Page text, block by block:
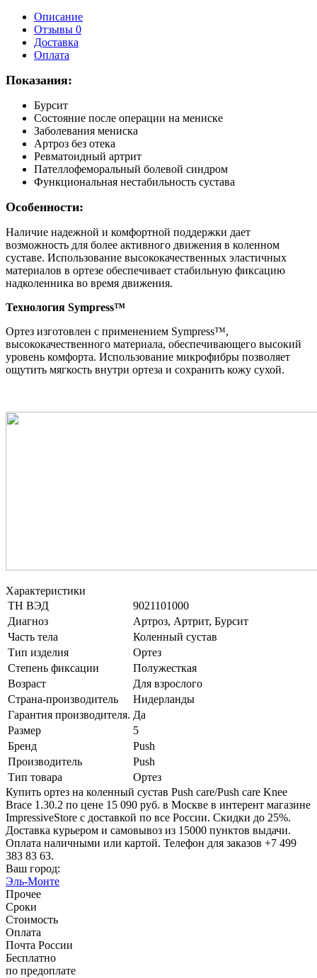
Описание
Отзывы 0
Доставка
Оплата
Показания:
Бурсит
Состояние после операции на мениске
Заболевания мениска
Артроз без отека
Ревматоидный артрит
Пателлофеморальный болевой синдром
Функциональная нестабильность сустава
Особенности:
Наличие надежной и комфортной поддержки дает
возможность для более активного движения в коленном
суставе. Использование высококачественных эластичных
материалов в ортезе обеспечивает стабильную фиксацию
надколенника во время движения.
Технология Sympress™
Ортез изготовлен с применением Sympress™,
высококачественного материала, обеспечивающего высокий
уровень комфорта. Использование микрофибры позволяет
ощутить мягкость внутри ортеза и сохранить кожу сухой.
Характеристики
ТН ВЭД
9021101000
Диагноз
Артроз, Артрит, Бурсит
Часть тела
Коленный сустав
Тип изделия
Ортез
Степень фиксации
Полужесткая
Возраст
Для взрослого
Страна-производитель
Нидерланды
Гарантия производителя. Да
Размер
5
Бренд
Push
Производитель
Push
Тип товара
Ортез
Купить ортез на коленный сустав Push care/Push care Knee
Brace 1.30.2 по цене 15 090 руб. в Москве в интерент магазине
ImpressiveStore с доставкой по все России. Скидки до 25%.
Доставка курьером и самовывоз из 15000 пунктов выдачи.
Оплата наличными или картой. Телефон для заказов +7 499
383 83 63.
Ваш город:
Эль-Монте
Прочее
Сроки
Стоимость
Оплата
Почта России
Бесплатно
по предоплате